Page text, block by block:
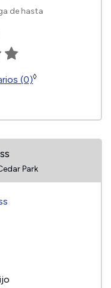
de hasta
(0)◊
Park